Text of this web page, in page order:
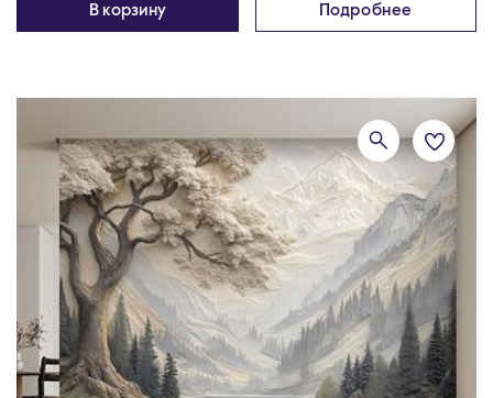
В корзину Подробнее